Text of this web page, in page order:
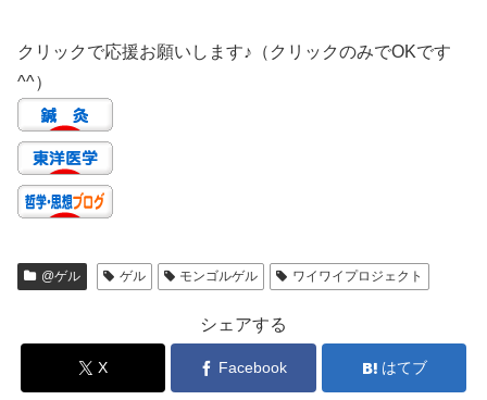
クリックで応援お願いします♪（クリックのみでOKです
^^）
@ゲル ゲル モンゴルゲル ワイワイプロジェクト
シェアする
X Facebook はてブ